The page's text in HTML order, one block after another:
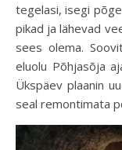
tegelasi, isegi
pikad ja lähevad
sees olema.
eluolu Põhjasõja
Ükspäev plaanin
seal remontimata